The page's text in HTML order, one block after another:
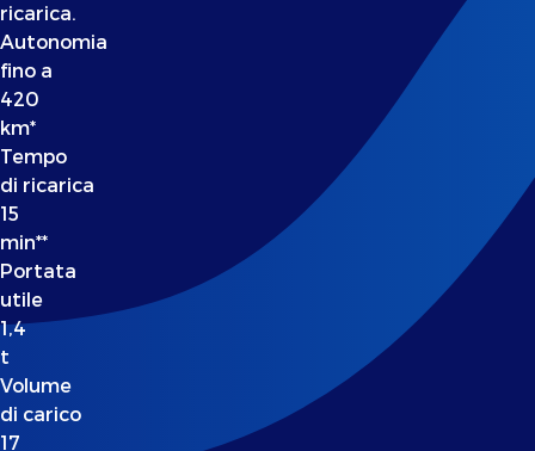
ricarica.
Autonomia
fino a
420
km*
Tempo
di ricarica
15
min**
Portata
utile
1,4
t
Volume
di carico
17